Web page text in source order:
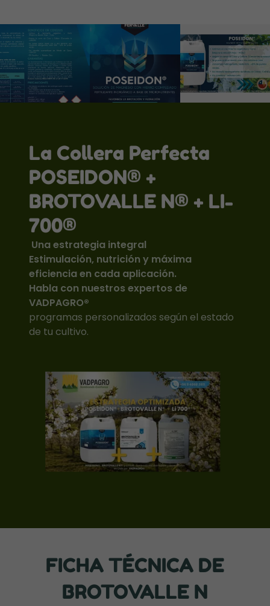
La Collera Perfecta
POSEIDON® +
BROTOVALLE N® + LI-
700®
Una estrategia integral
Estimulación, nutrición y máxima
eficiencia en cada aplicación.
Habla con nuestros expertos de
VADPAGRO®
programas personalizados según el estado
de tu cultivo.
FICHA TÉCNICA DE
BROTOVALLE N